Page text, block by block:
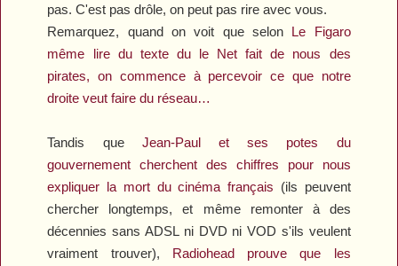
pas. C'est pas drôle, on peut pas rire avec vous.
Remarquez, quand on voit que selon Le Figaro
même lire du texte du le Net fait de nous des
pirates, on commence à percevoir ce que notre
droite veut faire du réseau…
Tandis que Jean-Paul et ses potes du
gouvernement cherchent des chiffres pour nous
expliquer la mort du cinéma français (ils peuvent
chercher longtemps, et même remonter à des
décennies sans ADSL ni DVD ni VOD s'ils veulent
vraiment trouver), Radiohead prouve que les